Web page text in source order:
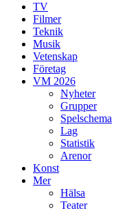
TV
Filmer
Teknik
Musik
Vetenskap
Företag
VM 2026
Nyheter
Grupper
Spelschema
Lag
Statistik
Arenor
Konst
Mer
Hälsa
Teater